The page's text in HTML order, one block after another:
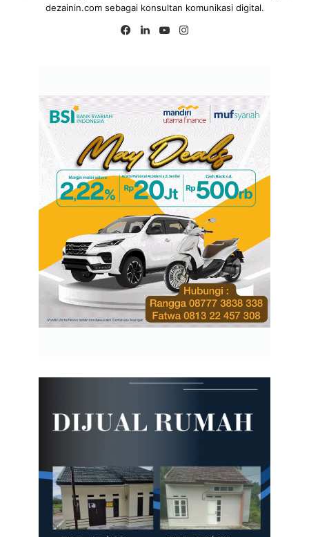
dezainin.com sebagai konsultan komunikasi digital.
Fa
Lin
Yo